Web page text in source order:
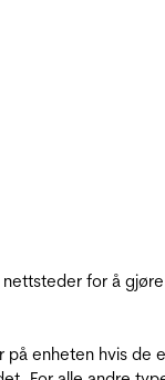
for å gjøre
på enheten hvis de